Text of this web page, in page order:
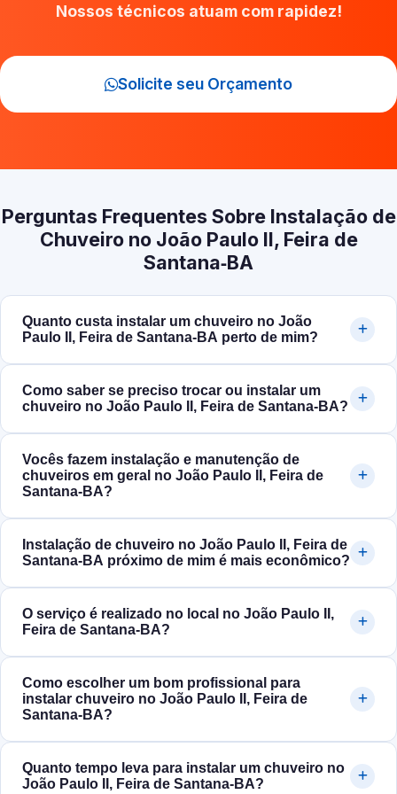
Nossos técnicos atuam com rapidez!
Solicite seu Orçamento
Perguntas Frequentes Sobre Instalação de
Chuveiro no João Paulo II, Feira de
Santana‑BA
Quanto custa instalar um chuveiro no João
Paulo II, Feira de Santana‑BA perto de mim?
Como saber se preciso trocar ou instalar um
chuveiro no João Paulo II, Feira de Santana‑BA?
Vocês fazem instalação e manutenção de
chuveiros em geral no João Paulo II, Feira de
Santana‑BA?
Instalação de chuveiro no João Paulo II, Feira de
Santana‑BA próximo de mim é mais econômico?
O serviço é realizado no local no João Paulo II,
Feira de Santana‑BA?
Como escolher um bom profissional para
instalar chuveiro no João Paulo II, Feira de
Santana‑BA?
Quanto tempo leva para instalar um chuveiro no
João Paulo II, Feira de Santana‑BA?